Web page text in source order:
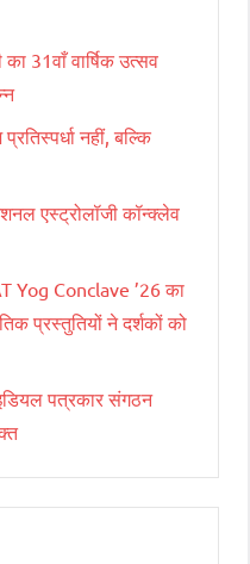
31वाँ वार्षिक उत्सव
नहीं, बल्कि
एस्ट्रोलॉजी कॉन्क्लेव
Yog Conclave ’26 का
प्रस्तुतियों ने दर्शकों को
पत्रकार संगठन